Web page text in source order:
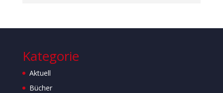
Kategorie
Aktuell
Bücher